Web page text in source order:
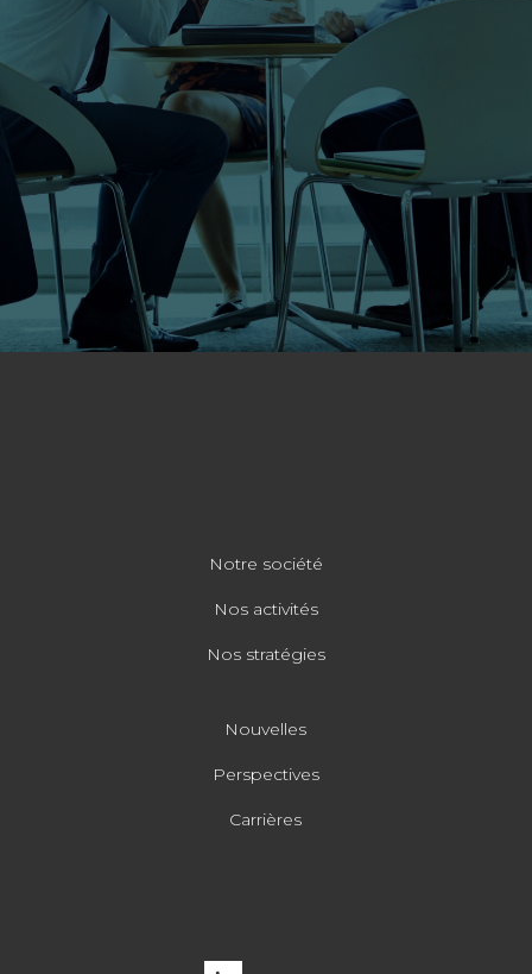
Notre société
Nos activités
Nos stratégies
Nouvelles
Perspectives
Carrières